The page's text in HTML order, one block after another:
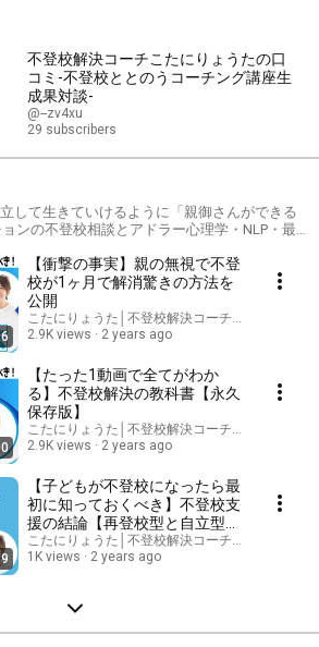
不登校解決コーチこたにりょうたの口
コミ-不登校ととのうコーチング講座生
成果対談-
@--zv4xu
29 subscribers
して生きていけるように「親御さんができる
ンの不登校相談とアドラー心理学・NLP・最
【衝撃の事実】親の無視で不登
校が1ヶ月で解消驚きの方法を
公開
こたにりょうた│不登校解決コーチ│通信制高校
2.9K views
2 years ago
【たった1動画で全てがわか
る】不登校解決の教科書【永久
保存版】
こたにりょうた│不登校解決コーチ│通信制高校
2.9K views
2 years ago
【子どもが不登校になったら最
初に知っておくべき】不登校支
援の結論【再登校型と自立型支
援】
こたにりょうた│不登校解決コーチ│通信制高校
1K views
2 years ago